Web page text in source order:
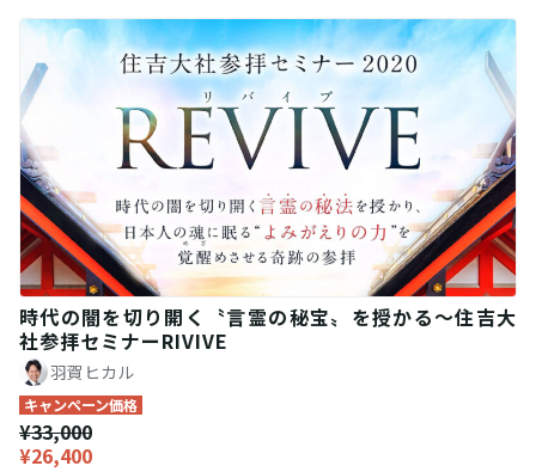
時代の闇を切り開く〝言霊の秘宝〟を授かる〜住吉大
社参拝セミナーRIVIVE
羽賀ヒカル
キャンペーン価格
¥33,000
¥26,400